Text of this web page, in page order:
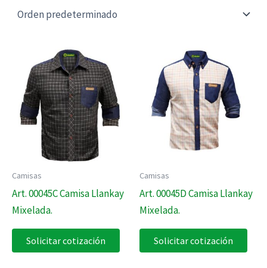
Camisas
Art. 00045C Camisa Llankay
Mixelada.
Solicitar cotización
Camisas
Art. 00045D Camisa Llankay
Mixelada.
Solicitar cotización